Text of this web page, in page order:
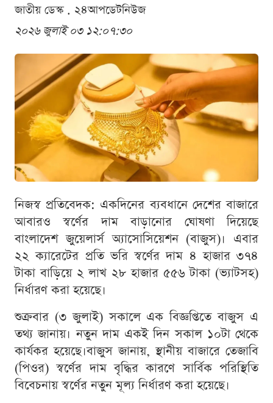
জাতীয় ডেস্ক . ২৪আপডেটনিউজ
২০২৬ জুলাই ০৩ ১২:০৭:৩০
নিজস্ব প্রতিবেদক: একদিনের ব্যবধানে দেশের বাজারে
আবারও স্বর্ণের দাম বাড়ানোর ঘোষণা দিয়েছে
বাংলাদেশ জুয়েলার্স অ্যাসোসিয়েশন (বাজুস)। এবার
২২ ক্যারেটের প্রতি ভরি স্বর্ণের দাম ৪ হাজার ৩৭৪
টাকা বাড়িয়ে ২ লাখ ২৮ হাজার ৫৫৬ টাকা (ভ্যাটসহ)
নির্ধারণ করা হয়েছে।
শুক্রবার (৩ জুলাই) সকালে এক বিজ্ঞপ্তিতে বাজুস এ
তথ্য জানায়। নতুন দাম একই দিন সকাল ১০টা থেকে
কার্যকর হয়েছে।বাজুস জানায়, স্থানীয় বাজারে তেজাবি
(পিওর) স্বর্ণের দাম বৃদ্ধির কারণে সার্বিক পরিস্থিতি
বিবেচনায় স্বর্ণের নতুন মূল্য নির্ধারণ করা হয়েছে।